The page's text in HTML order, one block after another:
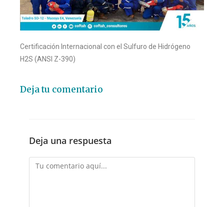
Certificación Internacional con el Sulfuro de Hidrógeno
H2S (ANSI Z-390)
Deja tu comentario
Deja una respuesta